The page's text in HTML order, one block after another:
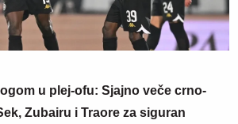
u plej-ofu: Sjajno veče crno-
Zubairu i Traore za siguran